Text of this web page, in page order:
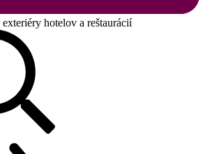
hotelov a reštaurácií